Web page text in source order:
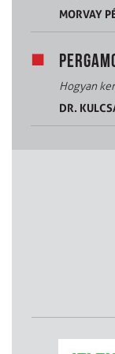
MORVAY
Hogyan
DR.